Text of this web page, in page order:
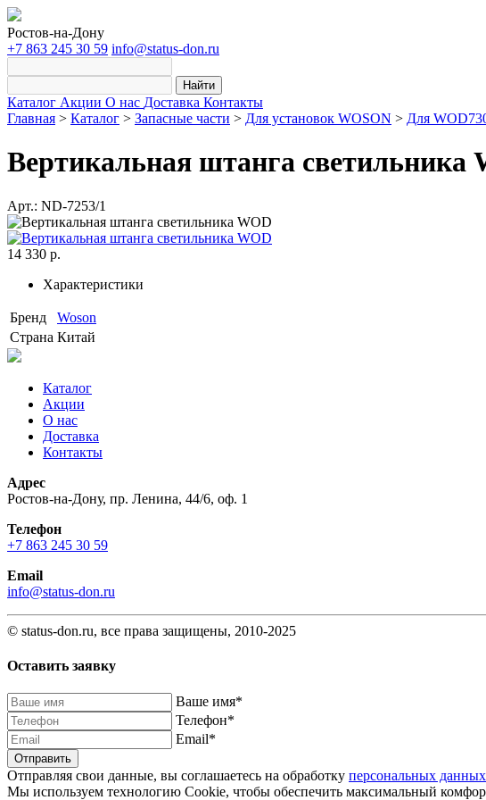
Ростов-на-Дону
+7 863 245 30 59 info@status-don.ru
Найти
Каталог Акции О нас Доставка Контакты
Главная > Каталог > Запасные части > Для установок WOSON > Для
Вертикальная штанга светильника
Арт.: ND-7253/1
14 330 р.
Характеристики
Бренд
Woson
Страна Китай
Каталог
Акции
О нас
Доставка
Контакты
Адрес
Ростов-на-Дону, пр. Ленина, 44/6, оф. 1
Телефон
+7 863 245 30 59
Email
info@status-don.ru
© status-don.ru, все права защищены, 2010-2025
Оставить заявку
Baшe имя*
Телефон*
Email*
Отправляя свои данные, вы соглашаетесь на обработку персональных данных
Мы используем технологию Cookie, чтобы обеспечить максимальный